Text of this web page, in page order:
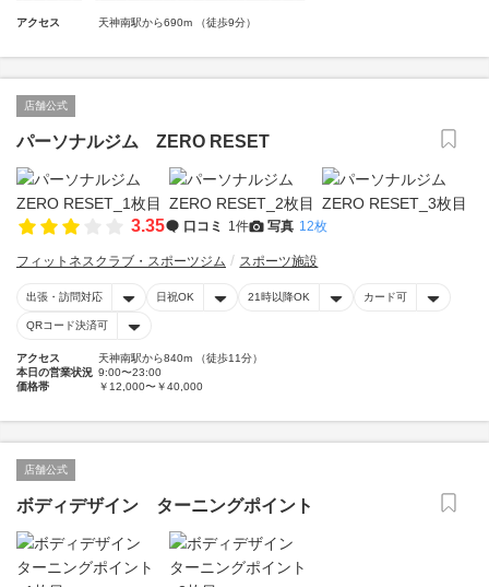
アクセス 天神南駅から690m （徒歩9分）
店舗公式
パーソナルジム ZERO RESET
3.35 口コミ 1件 写真 12枚
フィットネスクラブ・スポーツジム スポーツ施設
出張・訪問対応 日祝OK 21時以降OK カード可
QRコード決済可
アクセス
天神南駅から840m （徒歩11分）
本日の営業状況 9:00〜23:00
価格帯
￥12,000〜￥40,000
店舗公式
ボディデザイン ターニングポイント